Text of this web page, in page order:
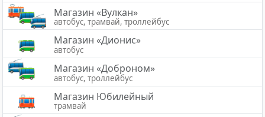
Магазин «Вулкан»
автобус, трамвай, троллейбус
Магазин «Дионис»
автобус
Магазин «Доброном»
автобус, троллейбус
Магазин Юбилейный
трамвай